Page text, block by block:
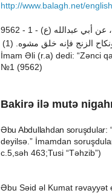
http://www.balagh.net/
9562 - 1 - عن أبي عبدالله (ع)
الزنج فإنه خلق مشوه . (1
)
İmam Əli (r.a) dedi: “Zənci
№1 (9562)
Bakirə ilə mutə
Əbu Abdullahdan soruşdular:
deyilsə.” İmamdan
c.5,səh 463;Tusi “Təhzib”)
Əbu Səid əl Kumat rəvayyət